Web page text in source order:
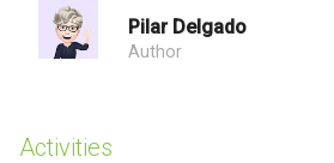
Pilar Delgado
Author
Activities